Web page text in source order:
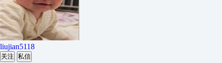
liujian5118
关注 私信